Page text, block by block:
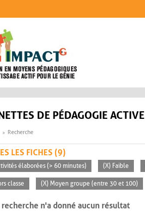
DE PÉDAGOGIE ACTIVE
Recherche
LES FICHES (9)
élaborées (> 60 minutes) (X) Faible
classe (X) Moyen groupe (entre 30 et 100)
n'a donné aucun résultat